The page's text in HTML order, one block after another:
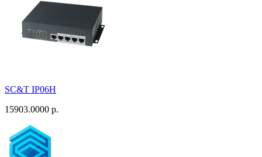
SC&T IP06H
15903.0000 р.